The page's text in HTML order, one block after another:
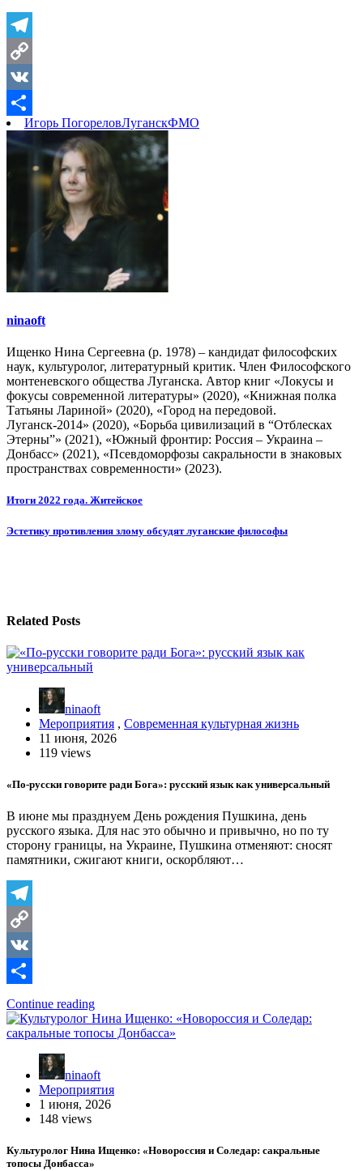
Telegram
Copy
Link
VK
Отправить
Игорь ПогореловЛуганскФМО
ninaoft
Ищенко Нина Сергеевна (р. 1978) – кандидат философских
наук, культуролог, литературный критик. Член Философского
монтеневского общества Луганска. Автор книг «Локусы и
фокусы современной литературы» (2020), «Книжная полка
Татьяны Лариной» (2020), «Город на передовой.
Луганск-2014» (2020), «Борьба цивилизаций в “Отблесках
Этерны”» (2021), «Южный фронтир: Россия – Украина –
Донбасс» (2021), «Псевдоморфозы сакральности в знаковых
пространствах современности» (2023).
Навигация
по
Итоги 2022 года. Житейское
Эстетику противления злому обсудят луганские философы
Related Posts
ninaoft
Мероприятия , Современная культурная жизнь
11 июня, 2026
119 views
«По-русски говорите ради Бога»: русский язык как универсальный
В июне мы празднуем День рождения Пушкина, день
русского языка. Для нас это обычно и привычно, но по ту
сторону границы, на Украине, Пушкина отменяют: сносят
памятники, сжигают книги, оскорбляют…
Telegram
Copy
Link
VK
Отправить
Continue reading
ninaoft
Мероприятия
1 июня, 2026
148 views
Культуролог Нина Ищенко: «Новороссия и Соледар: сакральные
топосы Донбасса»